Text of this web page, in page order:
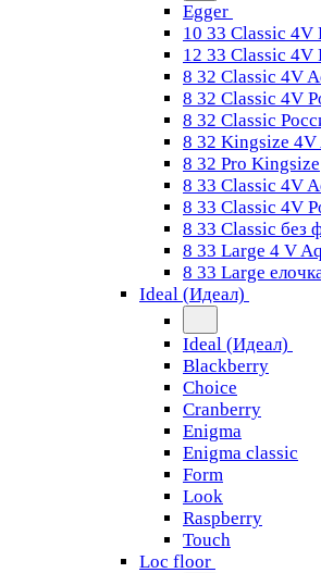
Egger
10 33 Classic 4V
12 33 Classic 4V
8 32 Classic 4V
8 32 Classic 4V
8 32 Classic
8 32 Kingsize 4V
8 32 Pro Kingsize
8 33 Classic 4V
8 33 Classic 4V
8 33 Classic без
8 33 Large 4 V
8 33 Large
Ideal (Идеал)
Ideal (Идеал)
Blackberry
Choice
Cranberry
Enigma
Enigma classic
Form
Look
Raspberry
Touch
Loc floor